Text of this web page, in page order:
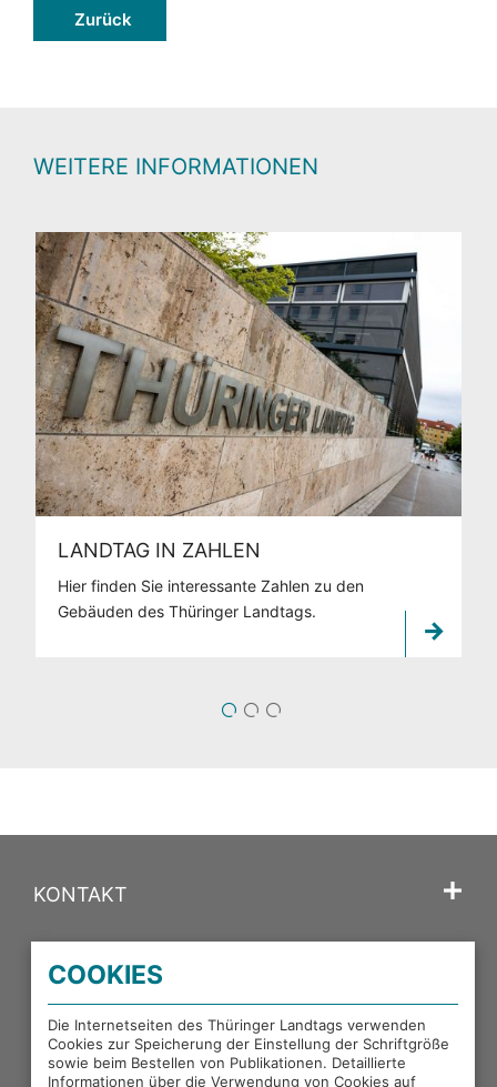
Zurück
WEITERE INFORMATIONEN
LANDTAG IN ZAHLEN
Hier finden Sie interessante Zahlen zu den
Gebäuden des Thüringer Landtags.
1 2
KONTAKT
PORTALE DES THÜRINGER LANDTAGS
COOKIES
Die Internetseiten des Thüringer Landtags verwenden
Cookies zur Speicherung der Einstellung der Schriftgröße
sowie beim Bestellen von Publikationen. Detaillierte
Informationen über die Verwendung von Cookies auf